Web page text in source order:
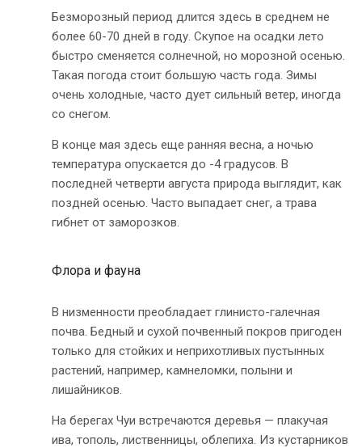
Безморозный период длится здесь в среднем не
более 60-70 дней в году. Скупое на осадки лето
быстро сменяется солнечной, но морозной осенью.
Такая погода стоит большую часть года. Зимы
очень холодные, часто дует сильный ветер, иногда
со снегом.
В конце мая здесь еще ранняя весна, а ночью
температура опускается до -4 градусов. В
последней четверти августа природа выглядит, как
поздней осенью. Часто выпадает снег, а трава
гибнет от заморозков.
Флора и фауна
В низменности преобладает глинисто-галечная
почва. Бедный и сухой почвенный покров пригоден
только для стойких и неприхотливых пустынных
растений, например, камнеломки, полыни и
лишайников.
На берегах Чуи встречаются деревья — плакучая
ива, тополь, лиственницы, облепиха. Из кустарников